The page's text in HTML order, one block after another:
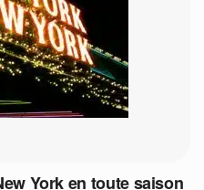
York en toute saison